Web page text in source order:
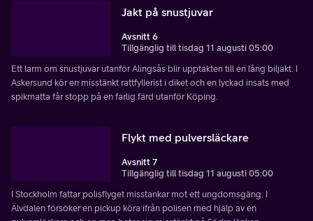
Jakt på snustjuvar
Avsnitt 6
Tillgänglig till tisdag 11 augusti 05:00
Ett larm om snustjuvar utanför Alingsås blir upptakten till en lång biljakt. I
Askersund kör en misstänkt rattfyllerist i diket och en lyckad insats med
spikmatta får stopp på en farlig färd utanför Köping.
Flykt med pulversläckare
Avsnitt 7
Tillgänglig till tisdag 11 augusti 05:00
I Stockholm fattar polisflyget misstankar mot ett ungdomsgäng. I
Älvdalen försöker en pickup köra ifrån polisen med hjälp av en